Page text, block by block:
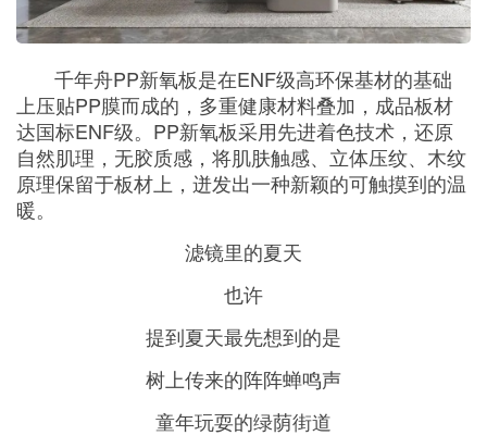
千年舟PP新氧板是在ENF级高环保基材的基础
上压贴PP膜而成的，多重健康材料叠加，成品板材
达国标ENF级。PP新氧板采用先进着色技术，还原
自然肌理，无胶质感，将肌肤触感、立体压纹、木纹
原理保留于板材上，迸发出一种新颖的可触摸到的温
暖。
滤镜里的夏天
也许
提到夏天最先想到的是
树上传来的阵阵蝉鸣声
童年玩耍的绿荫街道